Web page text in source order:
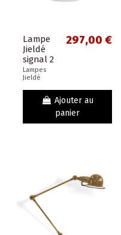
Lampe
Jieldé
signal 2
bras
30cm
blanc
brillant -
Lampes
Jieldé
297,00 €
Ajouter au
panier